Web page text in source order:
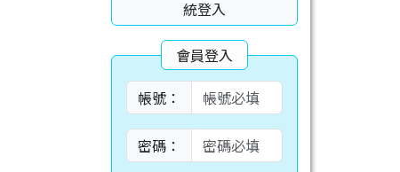
統登入
會員登入
帳號：
密碼：